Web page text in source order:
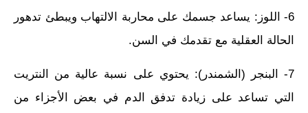
6- اللوز: يساعد جسمك على محاربة الالتهاب ويبطئ تدهور
الحالة العقلية مع تقدمك في السن.
7- البنجر (الشمندر): يحتوي على نسبة عالية من النتريت
التي تساعد على زيادة تدفق الدم في بعض الأجزاء من